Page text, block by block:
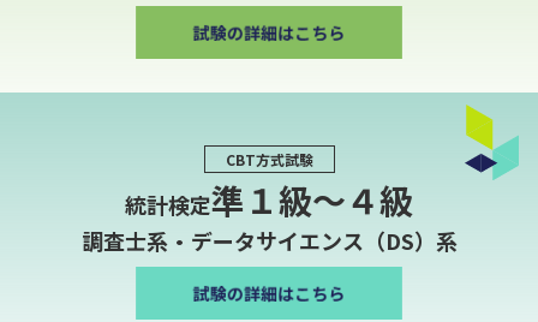
CBT方式試験
統計検定準１級〜４級
調査士系・データサイエンス（DS）系